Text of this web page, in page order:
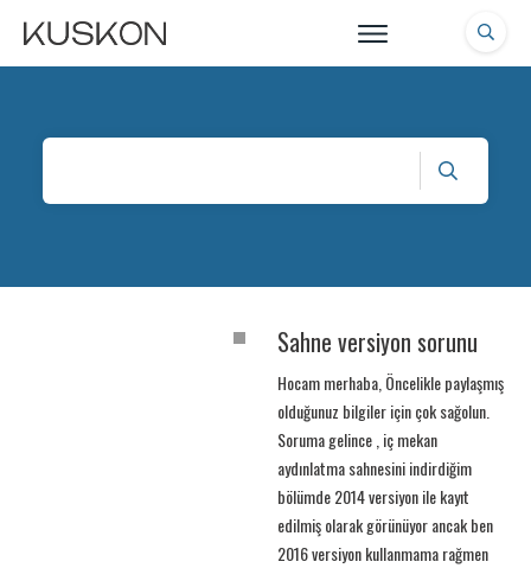
Sahne versiyon sorunu
Hocam merhaba, Öncelikle paylaşmış
olduğunuz bilgiler için çok sağolun.
Soruma gelince , iç mekan
aydınlatma sahnesini indirdiğim
bölümde 2014 versiyon ile kayıt
edilmiş olarak görünüyor ancak ben
2016 versiyon kullanmama rağmen